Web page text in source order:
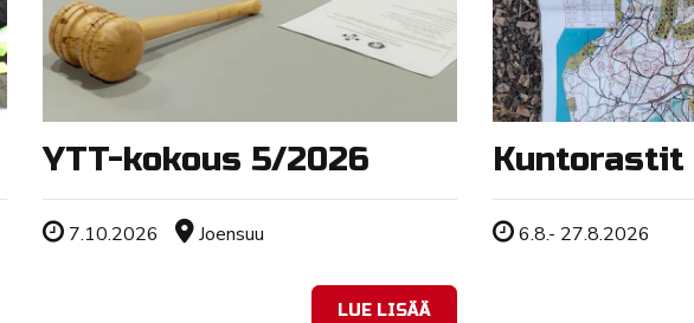
YTT-kokous 5/2026
Tapahtuman ajankohta
7.10.2026 Sijainti
Joensuu
LUE LISÄÄ
Kuntorastit
Tapahtuman ajankohta
6.8.- 27.8.2026